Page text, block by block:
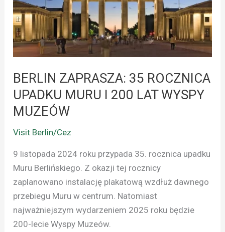
BERLIN ZAPRASZA: 35 ROCZNICA
UPADKU MURU I 200 LAT WYSPY
MUZEÓW
Visit Berlin/Cez
9 listopada 2024 roku przypada 35. rocznica upadku
Muru Berlińskiego. Z okazji tej rocznicy
zaplanowano instalację plakatową wzdłuż dawnego
przebiegu Muru w centrum. Natomiast
najważniejszym wydarzeniem 2025 roku będzie
200-lecie Wyspy Muzeów.
UPADKU
MURU
200
LAT
WYSPY